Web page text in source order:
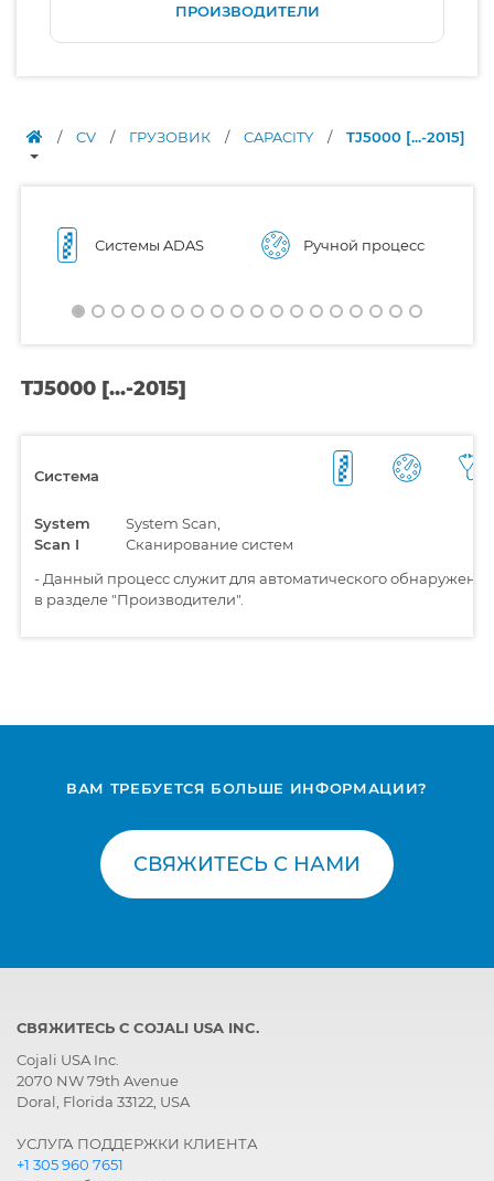
ПРОИЗВОДИТЕЛИ
/ CV / ГРУЗОВИК / CAPACITY / TJ5000 [...-2015]
Системы ADAS Ручной процесс
TJ5000 [...-2015]
Система
System
Scan I
System Scan,
Сканирование систем
- Данный процесс служит для автоматического
в разделе "Производители".
ВАМ ТРЕБУЕТСЯ БОЛЬШЕ ИНФОРМАЦИИ?
СВЯЖИТЕСЬ С НАМИ
СВЯЖИТЕСЬ С COJALI USA INC.
Cojali USA Inc.
2070 NW 79th Avenue
Doral, Florida 33122, USA
УСЛУГА ПОДДЕРЖКИ КЛИЕНТА
+1 305 960 7651